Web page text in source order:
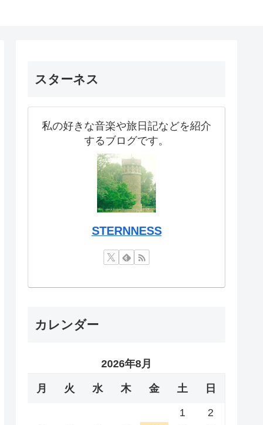
スターネス
私の好きな音楽や旅日記などを紹介
するブログです。
STERNNESS
カレンダー
2026年8月
月 火 水 木 金 土 日
1
2